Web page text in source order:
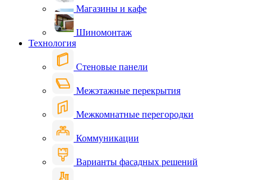
Магазины и кафе
Шиномонтаж
Технология
Стеновые панели
Межэтажные перекрытия
Межкомнатные перегородки
Коммуникации
Варианты фасадных решений